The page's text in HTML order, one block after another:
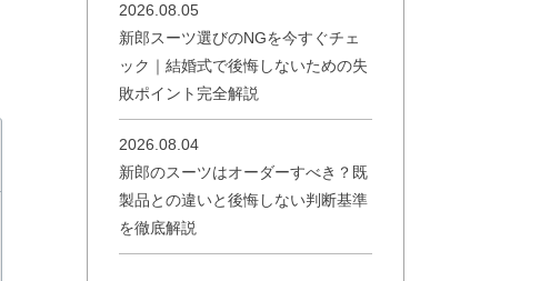
2026.08.05
新郎スーツ選びのNGを今すぐチェ
ック｜結婚式で後悔しないための失
敗ポイント完全解説
2026.08.04
新郎のスーツはオーダーすべき？既
製品との違いと後悔しない判断基準
を徹底解説